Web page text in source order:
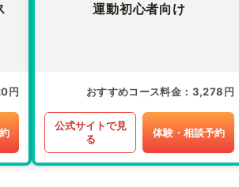
円
運動初心者向け
おすすめコース料金 3,278円
公式サイトで見
る
体験・相談予約